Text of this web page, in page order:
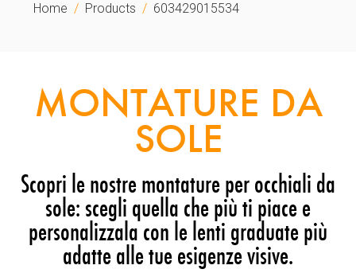
Home Products 603429015534
MONTATURE DA
SOLE
Scopri le nostre montature per occhiali da
sole: scegli quella che più ti piace e
personalizzala con le lenti graduate più
adatte alle tue esigenze visive.